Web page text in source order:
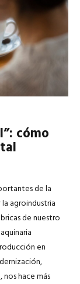
cómo
de la
agroindustria
de nuestro
en
hace más